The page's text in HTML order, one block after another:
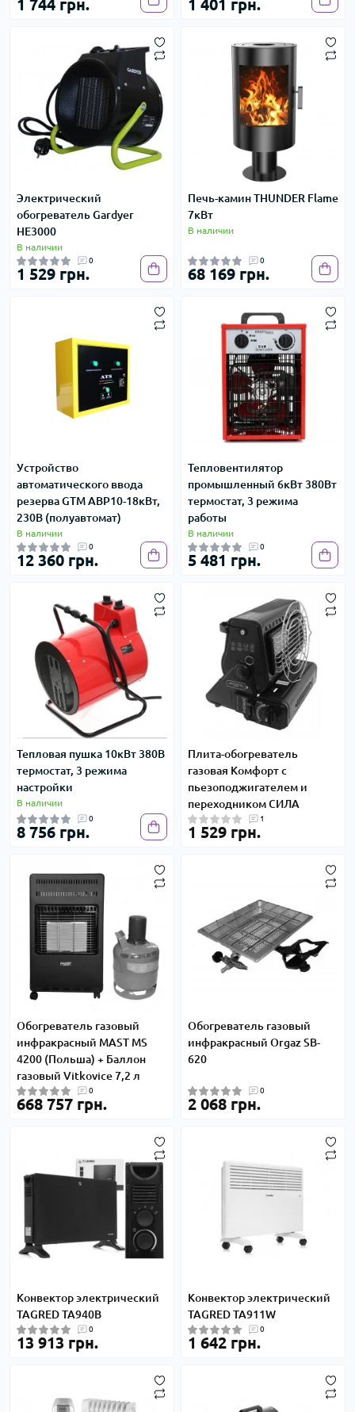
1 744 грн. 1 401 грн.
Электрический
обогреватель Gardyer
HE3000
В наличии
0
1 529 грн.
Печь-камин THUNDER Flame
7кВт
В наличии
0
68 169 грн.
Устройство
автоматического ввода
резерва GTM АВР10-18кВт,
230В (полуавтомат)
В наличии
0
12 360 грн.
Тепловентилятор
промышленный 6кВт 380Вт
термостат, 3 режима
работы
В наличии
0
5 481 грн.
Тепловая пушка 10кВт 380В
термостат, 3 режима
настройки
В наличии
0
8 756 грн.
Плита-обогреватель
газовая Комфорт с
пьезоподжигателем и
переходником СИЛА
1
1 529 грн.
Обогреватель газовый
инфракрасный MAST MS
4200 (Польша) + Баллон
газовый Vitkovice 7,2 л
0
668 757 грн.
Обогреватель газовый
инфракрасный Orgaz SB-
620
0
2 068 грн.
Конвектор электрический
TAGRED TA940B
0
13 913 грн.
Конвектор электрический
TAGRED TA911W
0
1 642 грн.